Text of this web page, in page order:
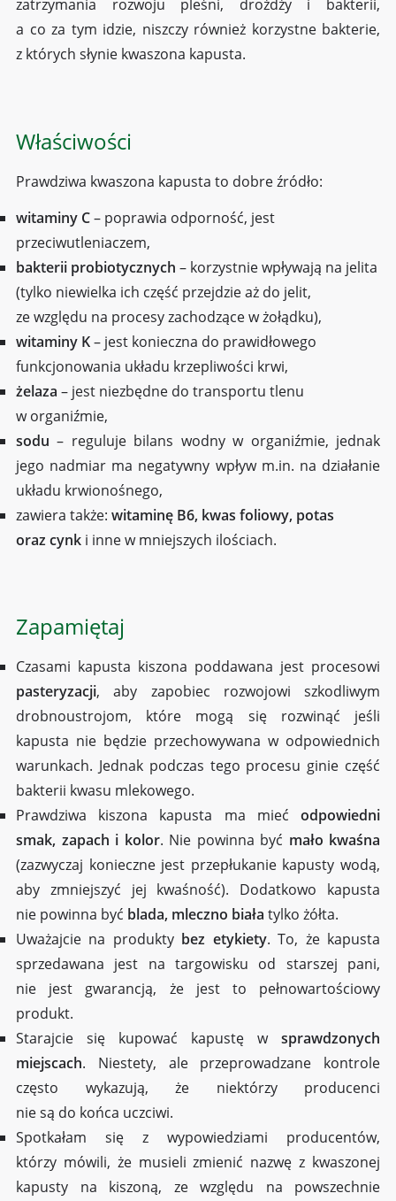
zatrzymania rozwoju pleśni, drożdży i bakterii,
a co za tym idzie, niszczy również korzystne bakterie,
z których słynie kwaszona kapusta.
Właściwości
Prawdziwa kwaszona kapusta to dobre źródło:
witaminy C– poprawia odporność, jest
przeciwutleniaczem,
bakterii probiotycznych – korzystnie wpływają na jelita
(tylko niewielka ich część przejdzie aż do jelit,
ze względu na procesy zachodzące w żołądku),
witaminy K– jest konieczna do prawidłowego
funkcjonowania układu krzepliwości krwi,
żelaza – jest niezbędne do transportu tlenu
w organiźmie,
sodu – reguluje bilans wodny w organiźmie, jednak
jego nadmiar ma negatywny wpływ m.in. na działanie
układu krwionośnego,
zawiera także: witaminę B6, kwas foliowy, potas
oraz cynk i inne w mniejszych ilościach.
Zapamiętaj
Czasami kapusta kiszona poddawana jest procesowi
pasteryzacji, aby zapobiec rozwojowi szkodliwym
drobnoustrojom, które mogą się rozwinąć jeśli
kapusta nie będzie przechowywana w odpowiednich
warunkach. Jednak podczas tego procesu ginie część
bakterii kwasu mlekowego.
Prawdziwa kiszona kapusta ma mieć odpowiedni
smak, zapach i kolor. Nie powinna być mało kwaśna
(zazwyczaj konieczne jest przepłukanie kapusty wodą,
aby zmniejszyć jej kwaśność). Dodatkowo kapusta
nie powinna być blada, mleczno biała tylko żółta.
Uważajcie na produkty bez etykiety. To, że kapusta
sprzedawana jest na targowisku od starszej pani,
nie jest gwarancją, że jest to pełnowartościowy
produkt.
Starajcie się kupować kapustę w sprawdzonych
miejscach. Niestety, ale przeprowadzane kontrole
często wykazują, że niektórzy producenci
nie są do końca uczciwi.
Spotkałam się z wypowiedziami producentów,
którzy mówili, że musieli zmienić nazwę z kwaszonej
kapusty na kiszoną, ze względu na powszechnie